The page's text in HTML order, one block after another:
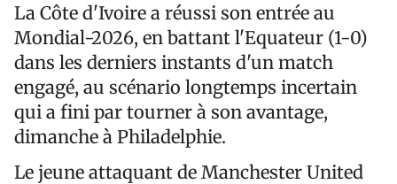
La Côte d'Ivoire a réussi son entrée au
Mondial-2026, en battant l'Equateur (1-0)
dans les derniers instants d'un match
engagé, au scénario longtemps incertain
qui a fini par tourner à son avantage,
dimanche à Philadelphie.
Le jeune attaquant de Manchester United